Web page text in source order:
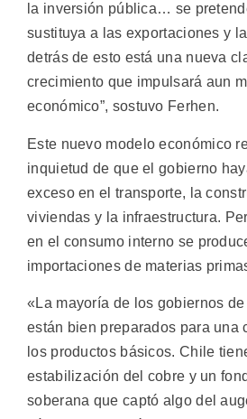
la inversión pública… se
sustituya a las exportaciones y
detrás de esto está una nueva
crecimiento que impulsará aun
económico”, sostuvo Ferhen.
Este nuevo modelo económico
inquietud de que el gobierno
exceso en el transporte, la
viviendas y la infraestructura.
en el consumo interno se
importaciones de materias
«La mayoría de los gobiernos
están bien preparados para una
los productos básicos. Chile
estabilización del cobre y un
soberana que captó algo del